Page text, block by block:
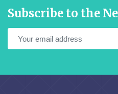
Subscribe to the